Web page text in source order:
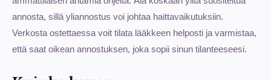
annosta, sillä yliannostus voi johtaa haittavaikutuksiin.
Verkosta ostettaessa voit tilata lääkkeen helposti ja varmistaa,
että saat oikean annostuksen, joka sopii sinun tilanteeseesi.